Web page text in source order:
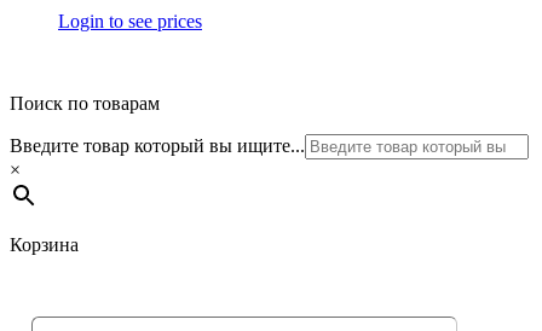
Login to see prices
Поиск по товарам
Введите товар который вы ищите...
×
Корзина